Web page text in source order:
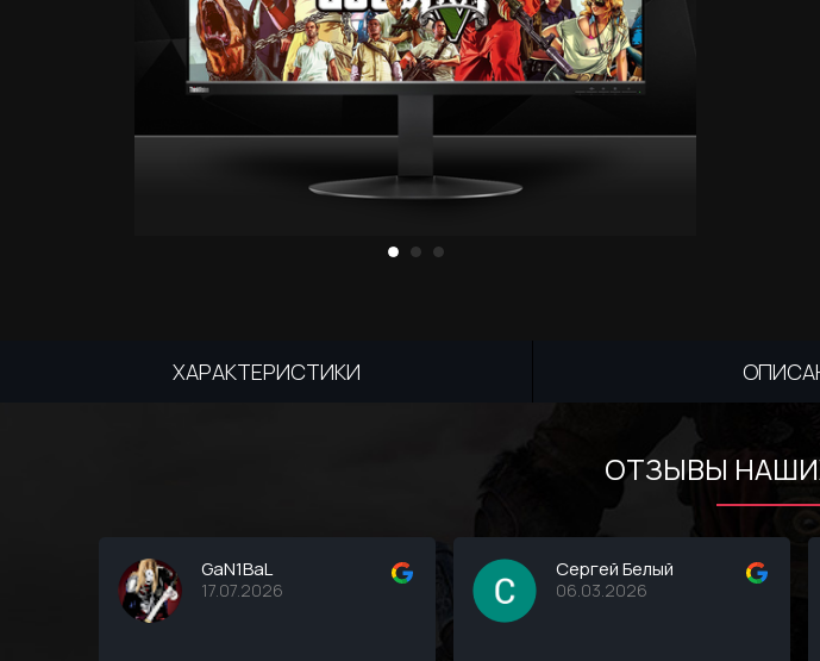
ХАРАКТЕРИСТИКИ
ОТЗЫВЫ
GaN1BaL
17.07.2026
Сергей Белый
06.03.2026